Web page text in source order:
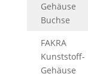
Gehäuse
Buchse
FAKRA
Kunststoff-
Gehäuse